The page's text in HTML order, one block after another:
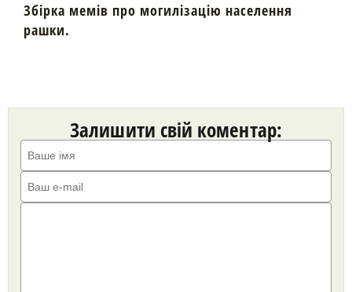
Збірка мемів про могилізацію населення
рашки.
Залишити свій коментар: